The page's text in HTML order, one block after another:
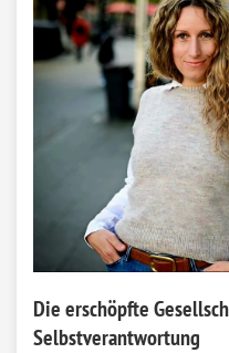
Die erschöpfte
Selbstverantwortung